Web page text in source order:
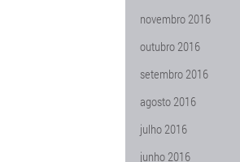
novembro 2016
outubro 2016
setembro 2016
agosto 2016
julho 2016
junho 2016